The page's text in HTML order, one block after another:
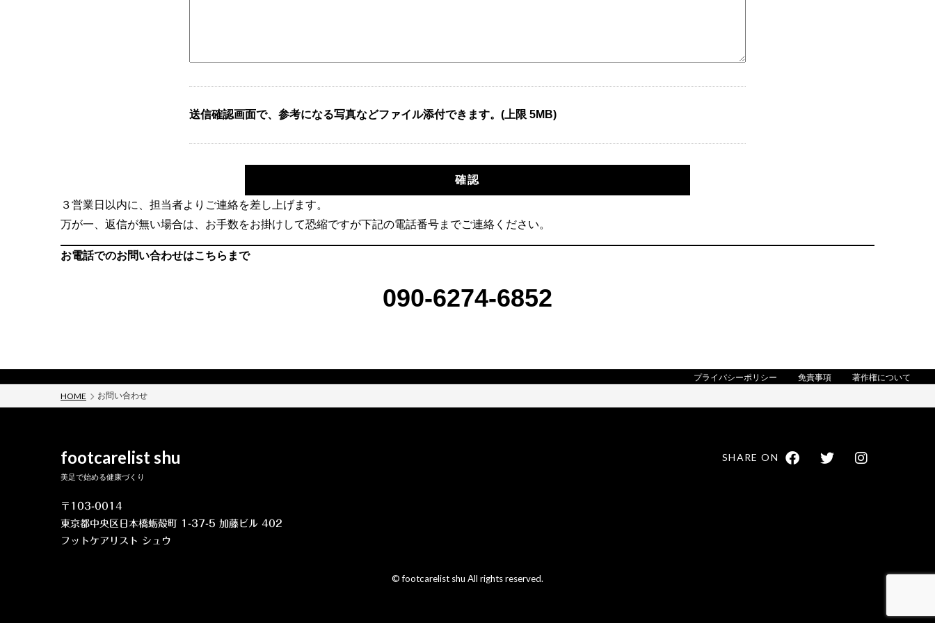
送信確認画面で、参考になる写真などファイル添付できます。(上限 5MB)
３営業日以内に、担当者よりご連絡を差し上げます。
万が一、返信が無い場合は、お手数をお掛けして恐縮ですが下記の電話番号までご連絡ください。
お電話でのお問い合わせはこちらまで
090-6274-6852
プライバシーポリシー 免責事項
著作権について
HOME
お問い合わせ
footcarelist shu
美足で始める健康づくり
〒103-0014
東京都中央区日本橋蛎殻町 1-37-5 加藤ビル 402
フットケアリスト シュウ
SHARE ON
© footcarelist shu All rights reserved.